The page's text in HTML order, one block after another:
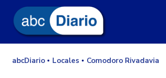
abcDiario Locales Comodoro Rivadavia